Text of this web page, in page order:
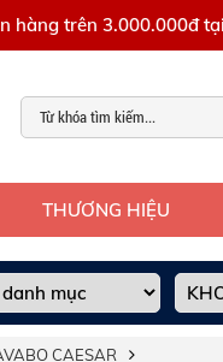
hàng trên 3.000.000đ
THƯƠNG HIỆU
CAESAR